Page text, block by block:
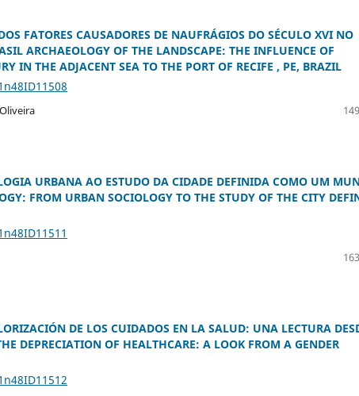
FATORES CAUSADORES DE NAUFRÁGIOS DO SÉCULO XVI NO
ARCHAEOLOGY OF THE LANDSCAPE: THE INFLUENCE OF
IN THE ADJACENT SEA TO THE PORT OF RECIFE , PE, BRAZIL
URBANA AO ESTUDO DA CIDADE DEFINIDA COMO UM
FROM URBAN SOCIOLOGY TO THE STUDY OF THE CITY
DE LOS CUIDADOS EN LA SALUD: UNA LECTURA
DEPRECIATION OF HEALTHCARE: A LOOK FROM A GENDER